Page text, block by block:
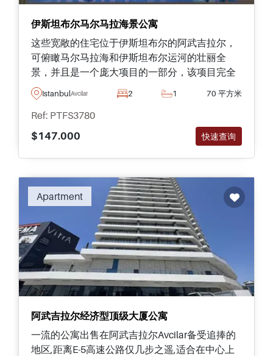
伊斯坦布尔马尔马拉海景公寓
这些宽敞的住宅位于伊斯坦布尔的阿武吉拉尔，
可俯瞰马尔马拉海和伊斯坦布尔运河的壮丽全
景，并且是一个庞大项目的一部分，该项目完全
配备了齐全的社交设施。
IstanbulAvcilar 2 1 70 平方米
Ref: PTFS3780
$147.000
快速查询
Apartment
阿武吉拉尔经济型顶级大厦公寓
一流的公寓出售在阿武吉拉尔Avcilar备受追捧的
地区,距离E-5高速公路仅几步之遥,适合在中心上